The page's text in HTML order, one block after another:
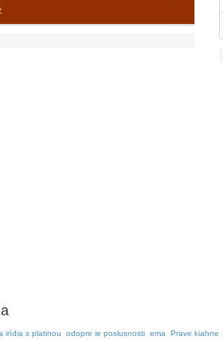
irídia s platinou odopre ie poslusnosti ema Prave kiahne